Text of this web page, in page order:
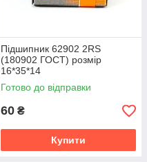
Підшипник 62902 2RS
(180902 ГОСТ) розмір
16*35*14
Готово до відправки
60 ₴
Купити